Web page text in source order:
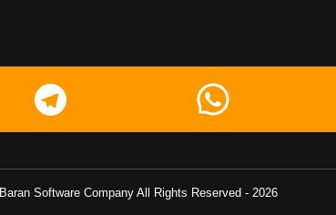
2026
-
Baran Software Company All Rights Reserved ©